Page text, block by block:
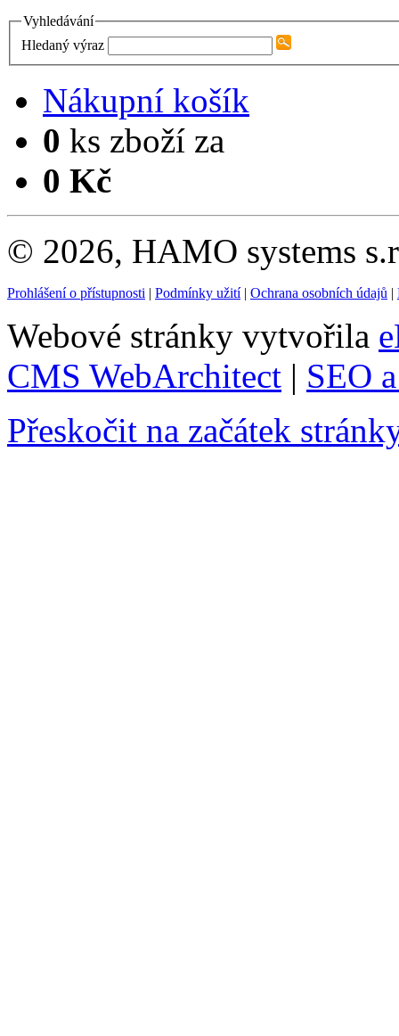
Vyhledávání
Hledaný výraz
Nákupní košík
0 ks zboží za
0 Kč
© 2026, HAMO systems
Prohlášení o přístupnosti | Podmínky užití| Ochrana osobních údajů |
Webové stránky vytvořila
CMS WebArchitect | SEO
Přeskočit na začátek